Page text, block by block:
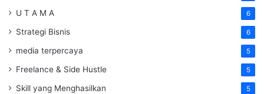
U T A M A 6
Strategi Bisnis 6
media terpercaya 5
Freelance & Side Hustle 5
Skill yang Menghasilkan 5